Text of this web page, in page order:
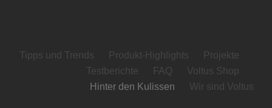
Tipps und Trends Produkt-Highlights
Projekte
Testberichte
FAQ
Voltus Shop
Hinter den Kulissen
Wir sind Voltus